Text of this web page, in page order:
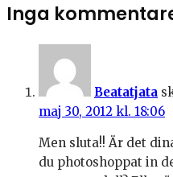
Inga
Beatatjata
maj 30, 2012 kl. 18:06
Men sluta!! Är det
du photoshoppat in